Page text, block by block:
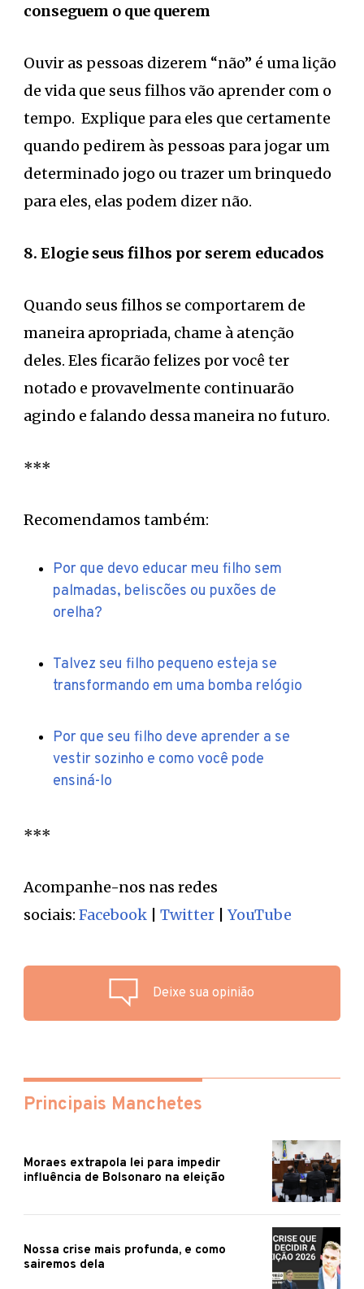
conseguem o que querem
Ouvir as pessoas dizerem “não” é uma lição
de vida que seus filhos vão aprender com o
tempo. Explique para eles que certamente
quando pedirem às pessoas para jogar um
determinado jogo ou trazer um brinquedo
para eles, elas podem dizer não.
8. Elogie seus filhos por serem educados
Quando seus filhos se comportarem de
maneira apropriada, chame à atenção
deles. Eles ficarão felizes por você ter
notado e provavelmente continuarão
agindo e falando dessa maneira no futuro.
***
Recomendamos também:
Por que devo educar meu filho sem
palmadas, beliscões ou puxões de
orelha?
Talvez seu filho pequeno esteja se
transformando em uma bomba relógio
Por que seu filho deve aprender a se
vestir sozinho e como você pode
ensiná-lo
***
Acompanhe-nos nas redes
sociais: Facebook Twitter YouTube
Deixe sua opinião
Principais Manchetes
Moraes extrapola lei para impedir
influência de Bolsonaro na eleição
Nossa crise mais profunda, e como
sairemos dela